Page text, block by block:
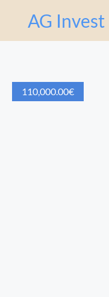
AG Invest
110,000.00€